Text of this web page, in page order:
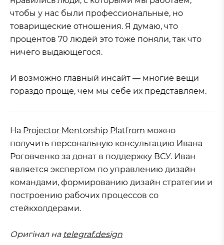
чтобы у нас были профессиональные, но
товарищеские отношения. Я думаю, что
процентов 70 людей это тоже поняли, так что
ничего выдающегося.
И возможно главный инсайт — многие вещи
гораздо проще, чем мы себе их представляем.
На Projector Mentorship Platfrom можно
получить персональную консультацию Ивана
Роговченко за донат в поддержку ВСУ. Иван
является экспертом по управлению дизайн
командами, формированию дизайн стратегии и
построению рабочих процессов со
стейкхолдерами.
Оригінал на telegraf.design